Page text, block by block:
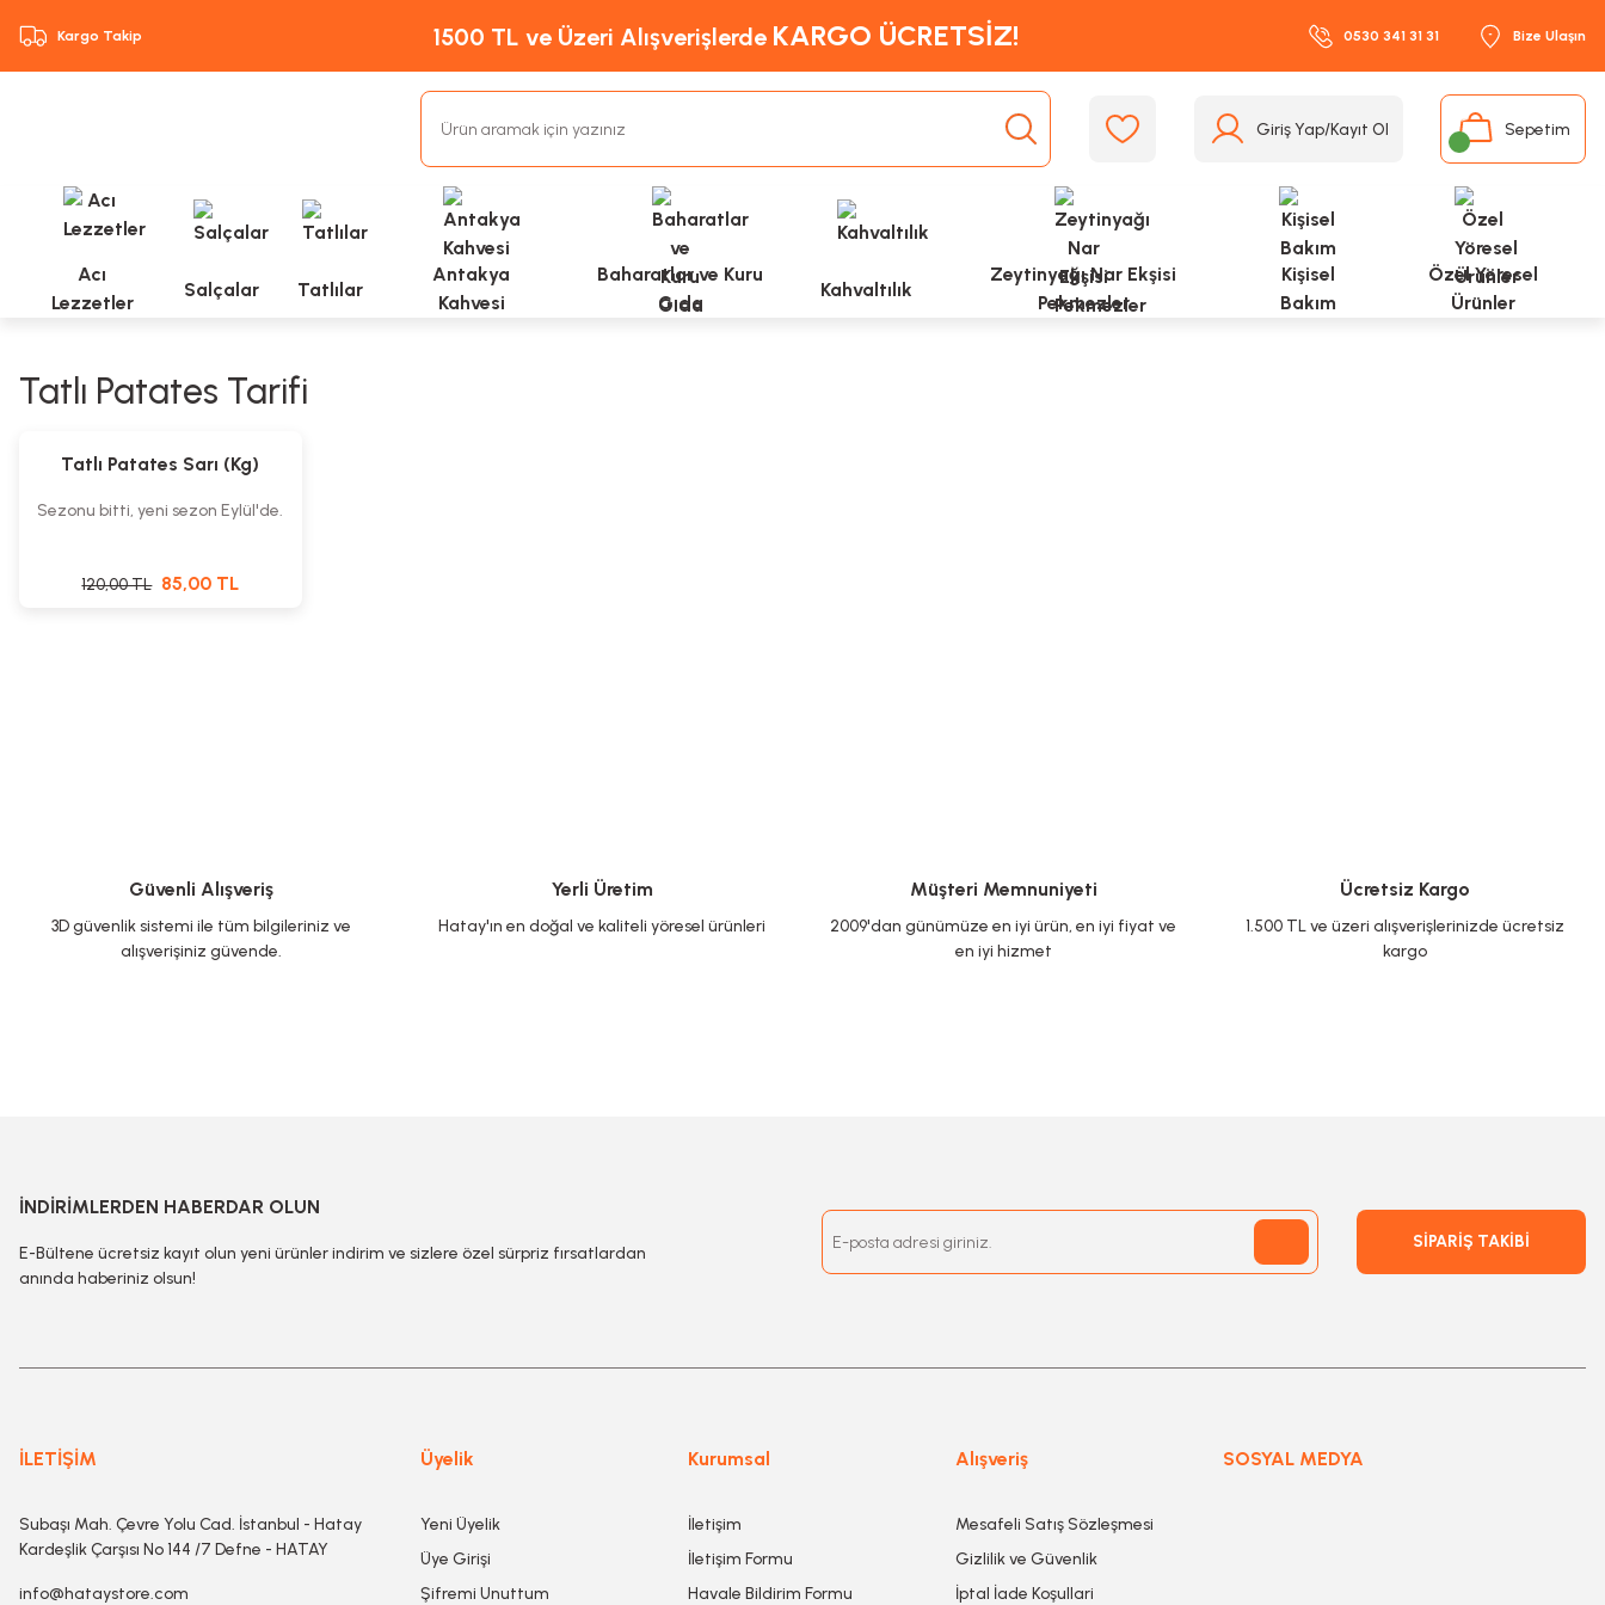
Kargo Takip 1500 TL ve Üzeri Alışverişlerde KARGO ÜCRETSİZ! 0530 341 31 31 Bize Ulaşın
Giriş Yap/Kayıt Ol Sepetim
Acı
Lezzetler
Salçalar Tatlılar
Antakya
Kahvesi
Baharatlar ve Kuru
Gıda
Kahvaltılık
Zeytinyağı Nar Ekşisi
Pekmezler
Kişisel
Bakım
Özel Yöresel
Ürünler
Tatlı Patates Tarifi
Tatlı Patates Sarı (Kg)
Sezonu bitti, yeni sezon Eylül'de.
120,00 TL 85,00 TL
Güvenli Alışveriş
3D güvenlik sistemi ile tüm bilgileriniz ve
alışverişiniz güvende.
Yerli Üretim
Hatay'ın en doğal ve kaliteli yöresel ürünleri
Müşteri Memnuniyeti
2009'dan günümüze en iyi ürün, en iyi fiyat ve
en iyi hizmet
Ücretsiz Kargo
1.500 TL ve üzeri alışverişlerinizde ücretsiz
kargo
İNDİRİMLERDEN HABERDAR OLUN
E-Bültene ücretsiz kayıt olun yeni ürünler indirim ve sizlere özel sürpriz fırsatlardan
anında haberiniz olsun!
SİPARİŞ TAKİBİ
İLETİŞİM
Subaşı Mah. Çevre Yolu Cad. İstanbul - Hatay
Kardeşlik Çarşısı No 144 /7 Defne - HATAY
info@hataystore.com
Üyelik
Yeni Üyelik
Üye Girişi
Şifremi Unuttum
Kurumsal
İletişim
İletişim Formu
Havale Bildirim Formu
Alışveriş
Mesafeli Satış Sözleşmesi
Gizlilik ve Güvenlik
İptal İade Koşullari
SOSYAL MEDYA